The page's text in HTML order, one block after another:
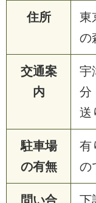
住所
東
の
交通案
内
宇
分
送
駐車場
の有無
有
の
問い合
下